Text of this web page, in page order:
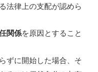
法律上の支配が認めら
関係を原因とすること
ずに開始した場合、そ